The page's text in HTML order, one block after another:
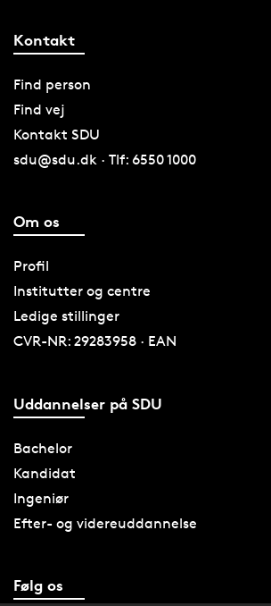
Kontakt
Find person
Find vej
Kontakt SDU
sdu@sdu.dk · Tlf: 6550 1000
Om os
Profil
Institutter og centre
Ledige stillinger
CVR-NR: 29283958 · EAN
Uddannelser på SDU
Bachelor
Kandidat
Ingeniør
Efter- og videreuddannelse
Følg os